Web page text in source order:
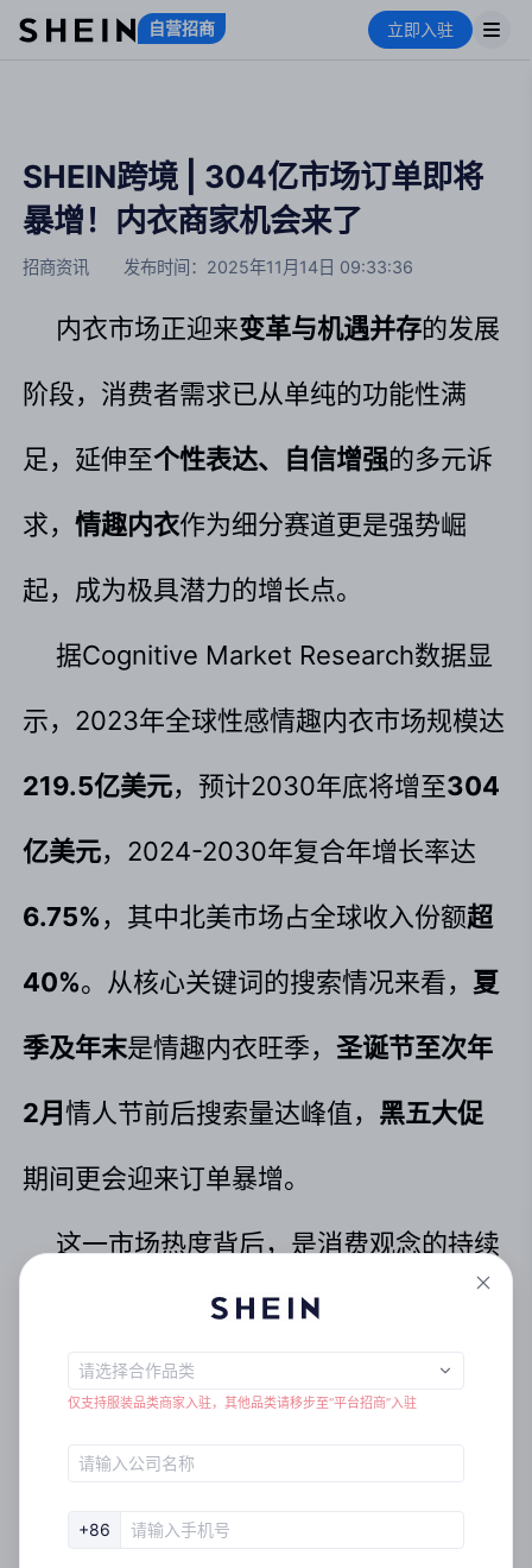
自营招商 立即入驻
SHEIN跨境 | 304亿市场订单即将
暴增！内衣商家机会来了
招商资讯 发布时间： 2025年11月14日 09:33:36
内衣市场正迎来变革与机遇并存的发展
阶段，消费者需求已从单纯的功能性满
足，延伸至个性表达、自信增强的多元诉
求，情趣内衣作为细分赛道更是强势崛
起，成为极具潜力的增长点。
据Cognitive Market Research数据显
示，2023年全球性感情趣内衣市场规模达
219.5亿美元，预计2030年底将增至304
亿美元，2024-2030年复合年增长率达
6.75%，其中北美市场占全球收入份额超
40%。从核心关键词的搜索情况来看，夏
季及年末是情趣内衣旺季，圣诞节至次年
2月情人节前后搜索量达峰值， 黑五大促
期间更会迎来订单暴增。
这一市场热度背后，是消费观念的持续
开放，年轻群体主导下，情趣内衣成为自
我表达的个性化载体，线上渠道以 63%
仅支持服装品类商家入驻，其他品类请移步至“平台招商”入驻
+86